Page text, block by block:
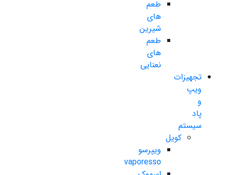
طعم
های
شیرین
طعم
های
نعنایی
تجهیزات
ویپ
و
پاد
سیستم
کویل
ویپرسو
vaporesso